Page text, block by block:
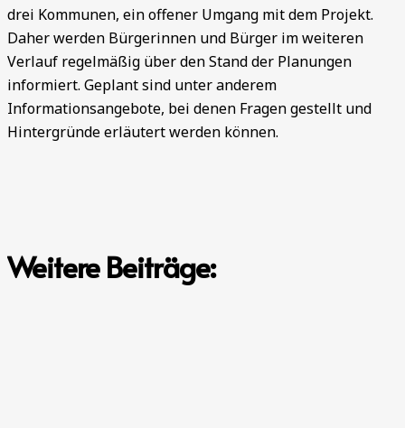
drei Kommunen, ein offener Umgang mit dem Projekt.
Daher werden Bürgerinnen und Bürger im weiteren
Verlauf regelmäßig über den Stand der Planungen
informiert. Geplant sind unter anderem
Informationsangebote, bei denen Fragen gestellt und
Hintergründe erläutert werden können.
Weitere Beiträge: